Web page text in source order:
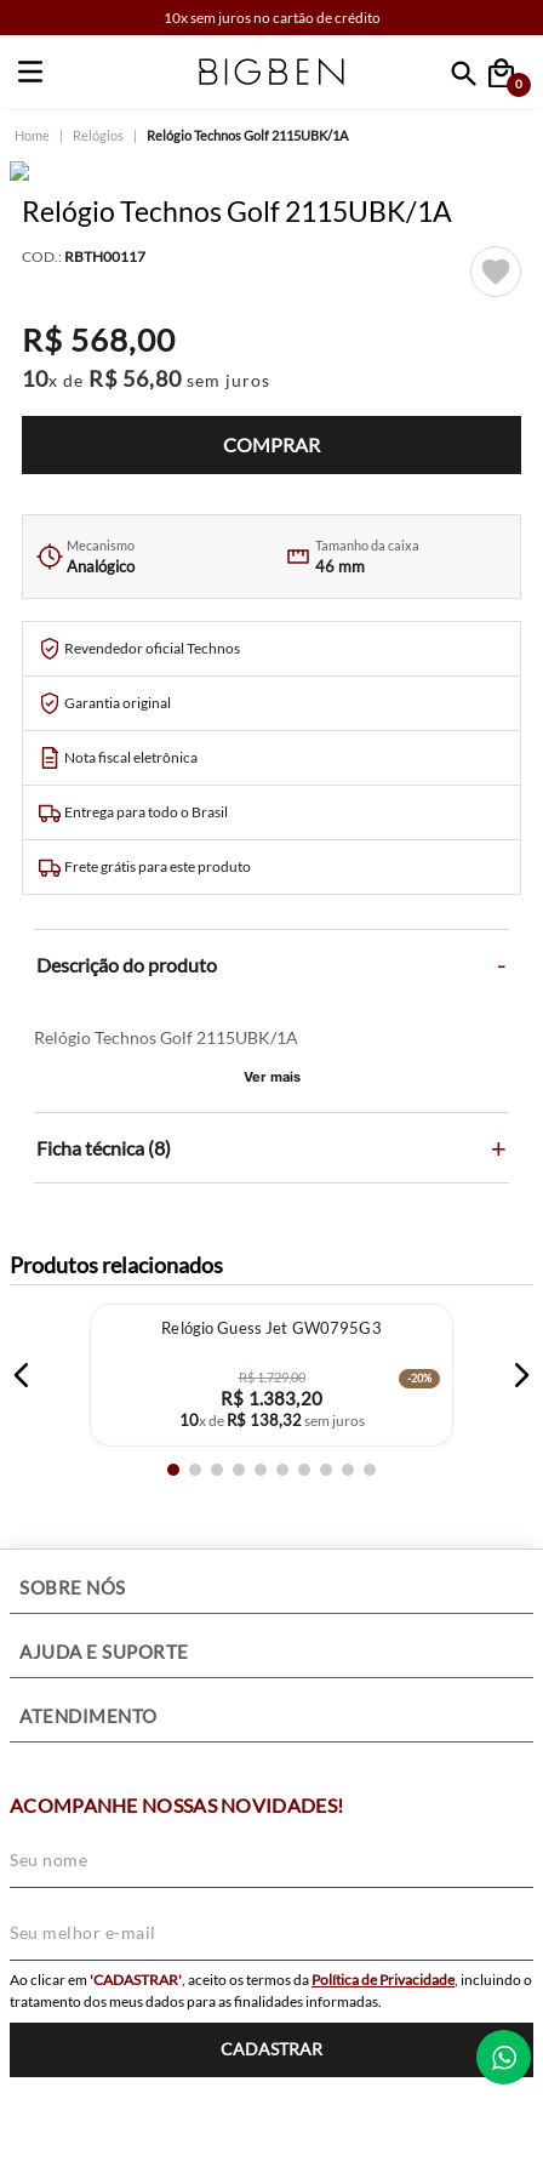
10x sem juros no cartão de crédito
Faça sua busca
0
Relógios Relógio Technos Golf 2115UBK/1A
Relógio Technos Golf 2115UBK/1A
COD.: RBTH00117
R$ 568,00
10x de R$ 56,80 sem juros
COMPRAR
Mecanismo
Analógico
Tamanho da caixa
46 mm
Revendedor oficial Technos
Garantia original
Nota fiscal eletrônica
Entrega para todo o Brasil
Frete grátis para este produto
Descrição do produto -
Relógio Technos Golf 2115UBK/1A
Ver mais
Ficha técnica (8) +
Produtos relacionados
Relógio Guess Jet GW0795G3
R$1.729,00 -20%
R$ 1.383,20
10x de R$ 138,32sem juros
SOBRE NÓS
AJUDA E SUPORTE
ATENDIMENTO
ACOMPANHE NOSSAS NOVIDADES!
Ao clicar em'CADASTRAR', aceito os termos da Política de Privacidade, incluindo o
tratamento dos meus dados para as finalidades informadas.
CADASTRAR